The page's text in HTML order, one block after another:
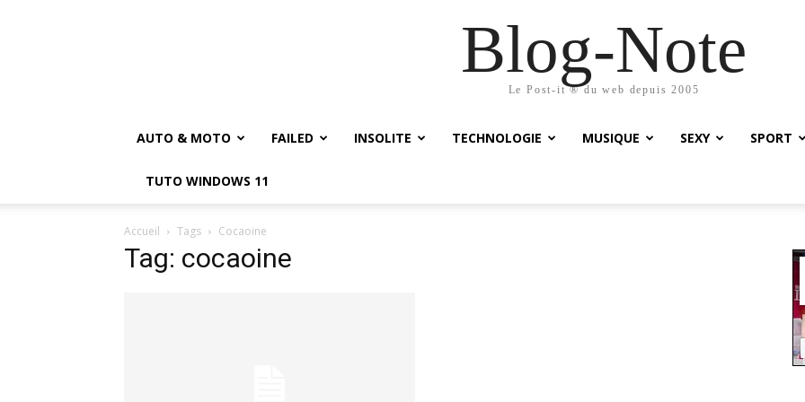
Blog-Note
Le Post-it ® du web depuis 2005
AUTO & MOTO FAILED INSOLITE TECHNOLOGIE MUSIQUE SEXY SPORT
TUTO WINDOWS 11
Accueil Tags Cocaoine
Tag: cocaoine